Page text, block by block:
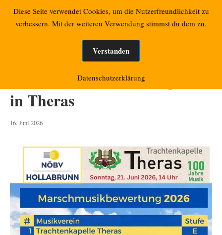
Retzbacher Bilder
Marschmusikbewertung 2026
in Theras
16. Juni 202616.
Diese Seite verwendet Cookies, um die Nutzerfreundlichkeit zu
verbessern. Mit der weiteren Verwendung stimmst du dem zu.
Verstanden
Datenschutzerklärung